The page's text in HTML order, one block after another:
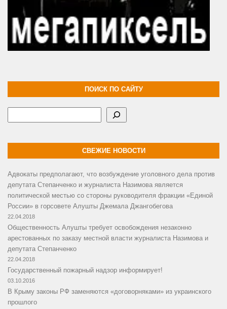
ПОИСК ПО САЙТУ
СВЕЖИЕ НОВОСТИ
Адвокаты предполагают, что возбуждение уголовного дела против
депутата Степанченко и журналиста Назимова является
политической местью со стороны руководителя фракции «Единой
России» в горсовете Алушты Джемала Джангобегова
22.04.2018
Общественность Алушты требует освобождения незаконно
арестованных по заказу местной власти журналиста Назимова и
депутата Степанченко
22.04.2018
Государственный пожарный надзор информирует!
03.10.2016
В Крыму законы РФ заменяются «договорняками» из украинского
прошлого